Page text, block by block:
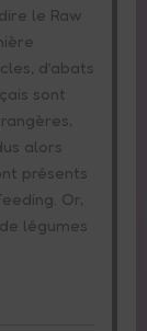
le Raw
d’abats
sont
alors
présents
Or,
légumes